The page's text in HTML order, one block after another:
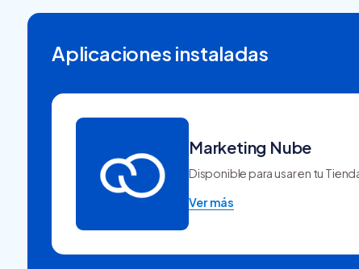
Aplicaciones instaladas
Marketing Nube
Disponible para usar en tu
Ver más